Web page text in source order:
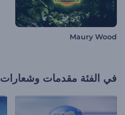
Maury Wood
في الفئة مقدمات وشعارات